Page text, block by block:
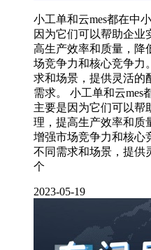
小工单和云mes​都在中
因为它们可以帮助企业
高生产效率和质量，降
场竞争力和核心竞争力
求和场景，提供灵活的
需求。 小工单和云mes​
主要是因为它们可以帮
理，提高生产效率和质
增强市场竞争力和核心
不同需求和场景，提供
个
2023-05-19